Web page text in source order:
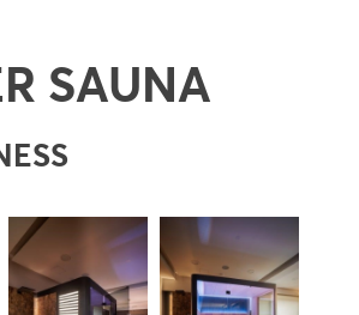
SAUNA